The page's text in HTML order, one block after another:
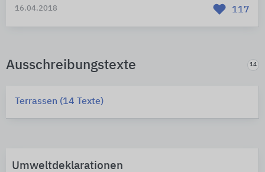
16.04.2018 117
Ausschreibungstexte 14
Terrassen (14 Texte)
Umweltdeklarationen